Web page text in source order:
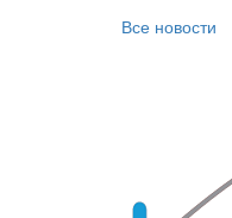
Все новости